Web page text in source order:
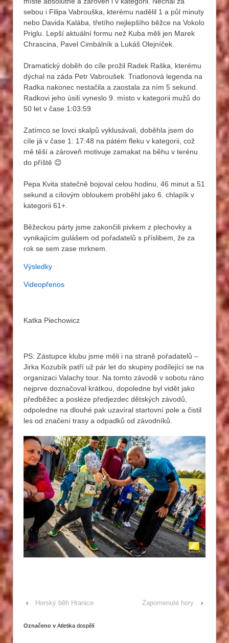
sebou i Filipa Vabrouška, kterému nadělil 1 a půl minuty
nebo Davida Kalába, třetího nejlepšího běžce na Vokolo
Priglu. Lepší aktuální formu než Kuba měli jen Marek
Chrascina, Pavel Cimbálník a Lukáš Olejníček.
Dramatický doběh do cíle prožil Radek Raška, kterému
dýchal na záda Petr Vabroušek. Triatlonová legenda na
Radka nakonec nestačila a zaostala za ním 5 sekund.
Radkovi jeho úsilí vyneslo 9. místo v kategorii mužů do
50 let v čase 1:03:59
Zatímco se lovci skalpů vyklusávali, doběhla jsem do
cíle já v čase 1: 17:48 na pátém fleku v kategorii, což
mě těší a zároveň motivuje zamakat na běhu v terénu
do příště 😊
Pepa Kvita statečně bojoval celou hodinu, 46 minut a 51
sekund a cílovým obloukem proběhl jako 6. chlapík v
kategorii 61+.
Běžeckou párty jsme zakončili pivkem z plechovky a
vynikajícím gulášem od pořadatelů s příslibem, že za
rok se sem zase mrknem.
Výsledky
Videopřenos
Katka Piechowicz
PS: Zástupce klubu jsme měli i na straně pořadatelů –
Jirka Kozubík patří už pár let do skupiny podílející se na
organizaci Valachy tour. Na tomto závodě v sobotu ráno
nejprve doznačoval krátkou, dopoledne byl vidět jako
předběžec a posléze předjezdec dětských závodů,
odpoledne na dlouhé pak uzavíral startovní pole a čistil
les od značení trasy a odpadků od závodníků.
‹ Horský běh Hranice Zapomenuté hory ›
Označeno v Atletika dospělí